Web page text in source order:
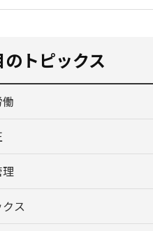
のトピックス
ス